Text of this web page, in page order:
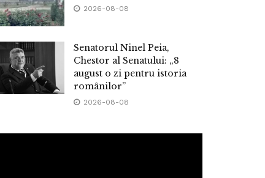
2026-08-08
Senatorul Ninel Peia,
Chestor al Senatului: „8
august o zi pentru istoria
românilor”
2026-08-08